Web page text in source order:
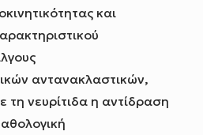
και
αντανακλαστικών,
τη νευρίτιδα η αντίδραση